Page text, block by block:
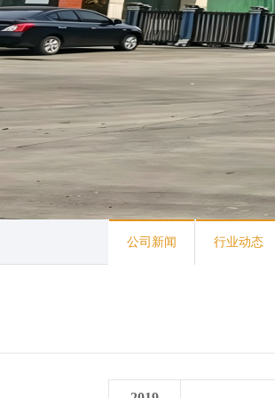
公司新闻 行业动态